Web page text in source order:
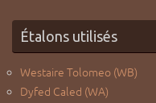
Étalons utilisés
Westaire Tolomeo (WB)
Dyfed Caled (WA)